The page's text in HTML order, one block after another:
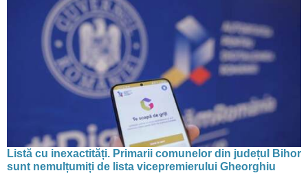
Listă cu inexactități. Primarii comunelor din județul Bihor
sunt nemulțumiți de lista vicepremierului Gheorghiu